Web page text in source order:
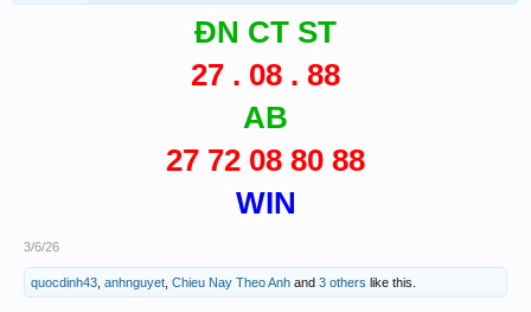
ĐN CT ST
27 . 08 . 88
AB
27 72 08 80 88
WIN
3/6/26
quocdinh43 anhnguyet Chieu Nay Theo Anh and 3 others like this.